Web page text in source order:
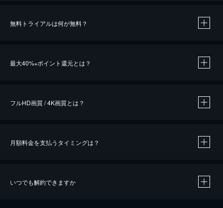
無料トライアルは何が無料？
最大40%※ポイント還元とは？
※40％ポイント還元の対象は、クレジットカード決済による作品の購入 / レンタルです。
フルHD画質 / 4K画質とは？
月額料金を支払うタイミングは？
いつでも解約できますか